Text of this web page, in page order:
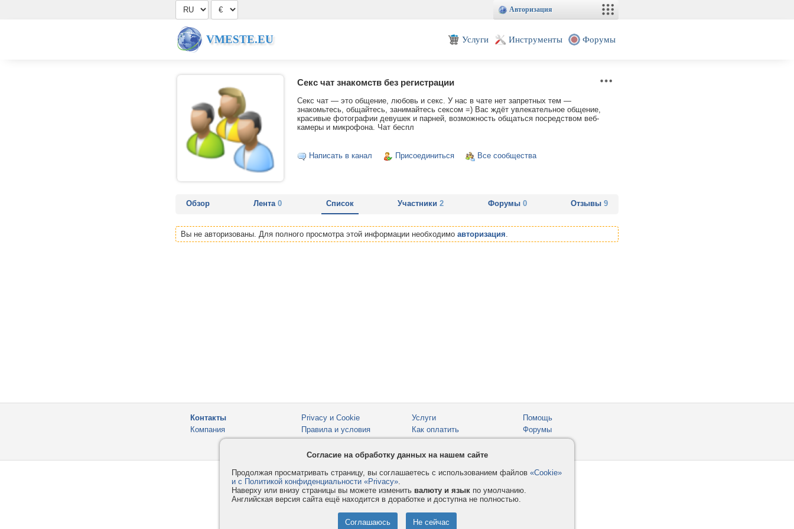
Авторизация
VMESTE.EU Услуги Инструменты Форумы
Секс чат знакомств без регистрации
Секс чат — это общение, любовь и секс. У нас в чате нет запретных тем —
знакомьтесь, общайтесь, занимайтесь сексом =) Вас ждёт увлекательное общение,
красивые фотографии девушек и парней, возможность общаться посредством веб-
камеры и микрофона. Чат беспл
Написать в канал Присоединиться Все сообщества
Обзор Лента0 Список Участники2 Форумы 0 Отзывы 9
Вы не авторизованы. Для полного просмотра этой информации необходимо авторизация.
Контакты
Компания
Privacy и Cookie
Правила и условия
Услуги
Как оплатить
Помощь
Форумы
Согласие на обработку данных на нашем сайте
Продолжая просматривать страницу, вы соглашаетесь с использованием файлов «Cookie»
и с Политикой конфиденциальности «Privacy».
Наверху или внизу страницы вы можете изменить валюту и язык по умолчанию.
Английская версия сайта ещё находится в доработке и доступна не полностью.